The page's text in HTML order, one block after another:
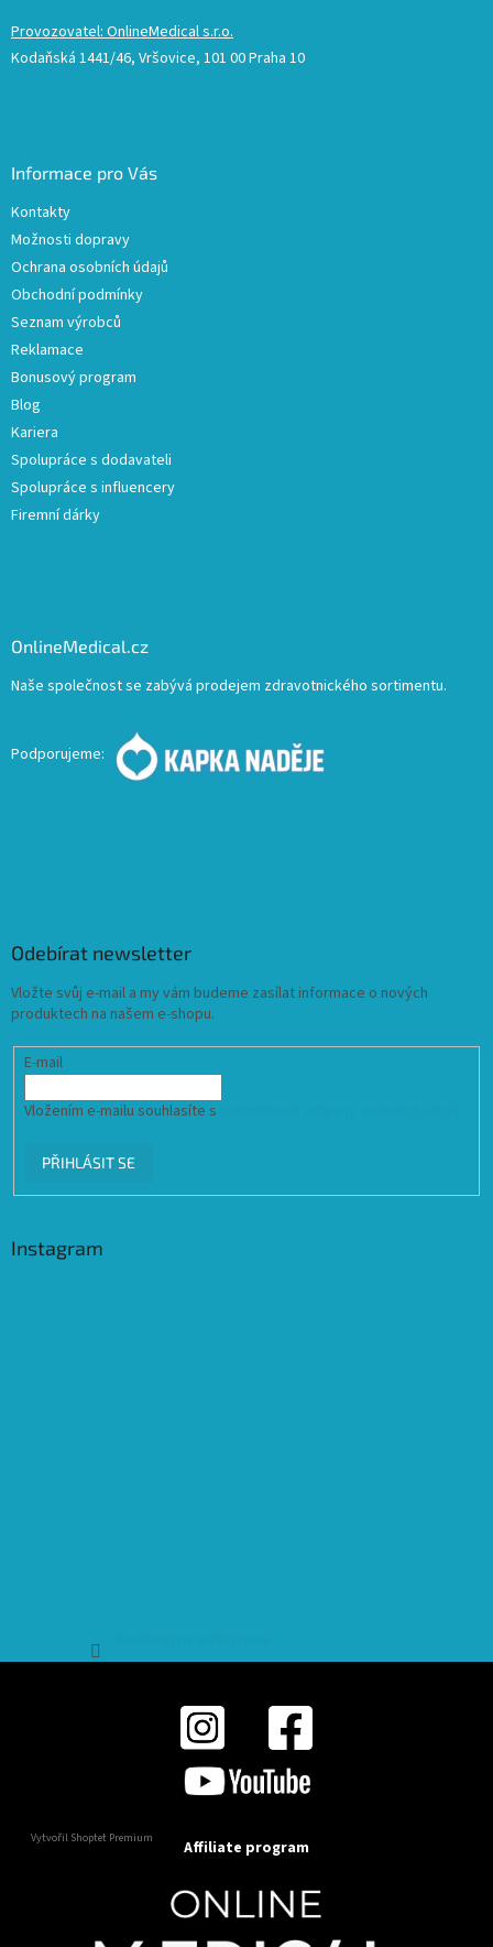
Provozovatel: OnlineMedical s.r.o.
Kodaňská 1441/46, Vršovice, 101 00 Praha 10
Informace pro Vás
Kontakty
Možnosti dopravy
Ochrana osobních údajů
Obchodní podmínky
Seznam výrobců
Reklamace
Bonusový program
Blog
Kariera
Spolupráce s dodavateli
Spolupráce s influencery
Firemní dárky
OnlineMedical.cz
Naše společnost se zabývá prodejem zdravotnického sortimentu.
Podporujeme:
Odebírat newsletter
Vložte svůj e-mail a my vám budeme zasílat informace o nových
produktech na našem e-shopu.
E-mail
Vložením e-mailu souhlasíte s
PŘIHLÁSIT SE
Instagram
Vytvořil Shoptet Premium Affiliate program